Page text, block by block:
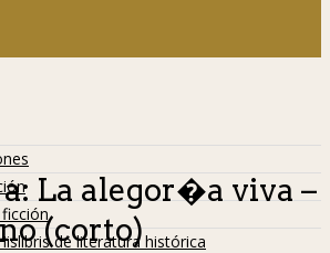
de literatura histórica
a: La alegor�a viva –
(corto)